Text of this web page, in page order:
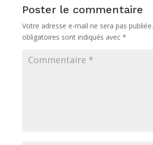
Poster le commentaire
Votre adresse e-mail ne sera pas publiée.
obligatoires sont indiqués avec *